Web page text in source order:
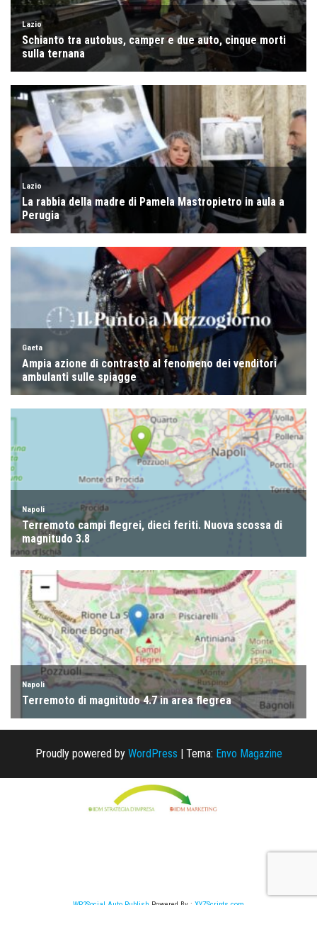
Proudly powered by WordPress Tema: Envo Magazine
WP2Social Auto Publish Powered By : XYZScripts.com